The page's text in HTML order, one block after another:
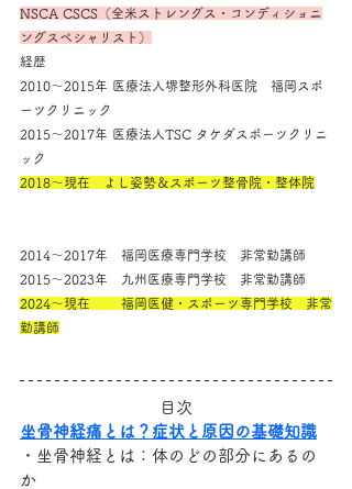
NSCA CSCS（全米ストレングス・コンディショニ
ングスペシャリスト）
経歴
2010～2015年 医療法人堺整形外科医院　福岡スポ
ーツクリニック
2015～2017年 医療法人TSC タケダスポーツクリニ
ック
2018～現在　よし姿勢＆スポーツ整骨院・整体院
2014～2017年　福岡医療専門学校　非常勤講師
2015～2023年　九州医療専門学校　非常勤講師
2024～現在　　 福岡医健・スポーツ専門学校　非常
勤講師
目次
坐骨神経痛とは？症状と原因の基礎知識
・坐骨神経とは：体のどの部分にあるの
か